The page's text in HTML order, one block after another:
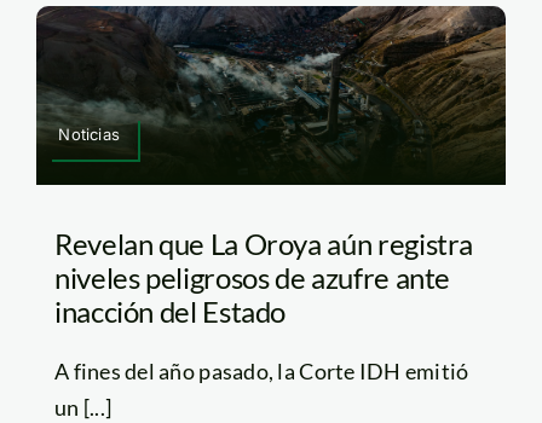
Noticias
Revelan que La Oroya aún registra
niveles peligrosos de azufre ante
inacción del Estado
A fines del año pasado, la Corte IDH emitió
un [...]